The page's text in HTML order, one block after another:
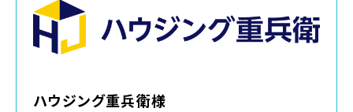
ハウジング重兵衛様